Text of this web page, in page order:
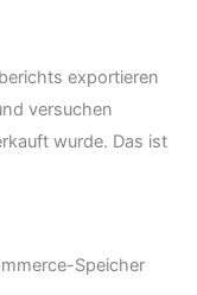
exportieren
versuchen
wurde. Das ist
Speicher